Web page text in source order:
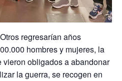
regresarían años
hombres y mujeres, la
vieron obligados a abandonar
la guerra, se recogen en